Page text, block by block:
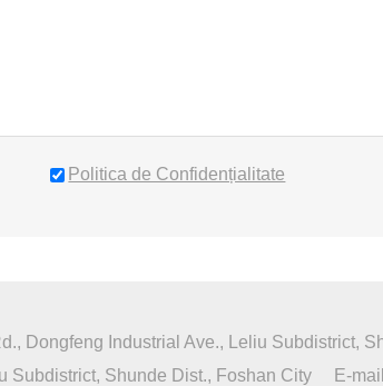
Politica de Confidențialitate
Dongfeng Industrial Ave., Leliu Subdistrict,
Subdistrict, Shunde Dist., Foshan City E-